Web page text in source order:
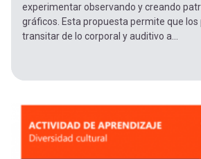
experimentar observando y creando
gráficos. Esta propuesta permite que los
transitar de lo corporal y auditivo a...